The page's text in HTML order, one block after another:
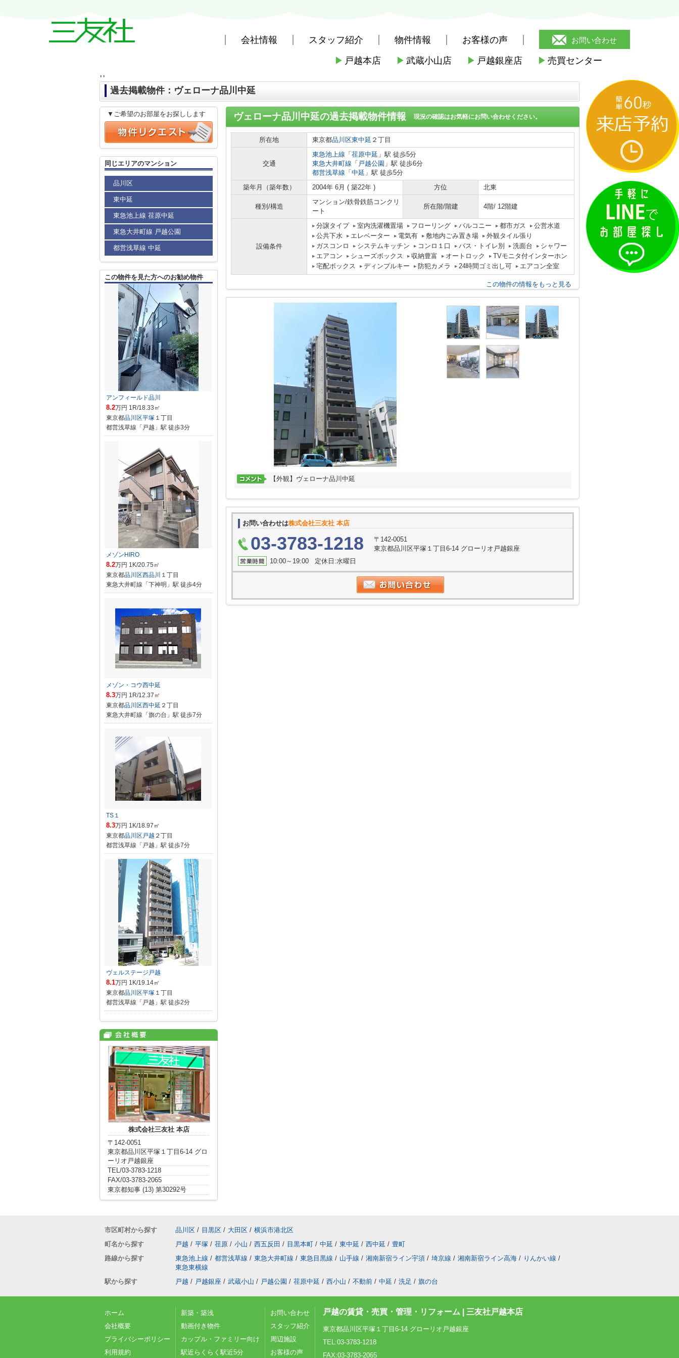
会社情報 スタッフ紹介 物件情報 お客様の声 お問い合わせ
▶ 戸越本店 ▶ 武蔵小山店 ▶ 戸越銀座店 ▶ 売買センター
(賃貸)路線・駅から探す 東急電鉄東急池上線 > 荏原中延駅 ヴェローナ品川中延
過去掲載物
件
過去掲載物件：ヴェローナ品川中延
ヴェローナ品川中延の過去掲載物件情報 現況の確認はお気軽にお問い合わせください。
所在地 東京都品川区東中延 ２丁目
交通
東急池上線 「 荏原中延 」駅 徒歩5分
東急大井町線 「 戸越公園 」駅 徒歩6分
都営浅草線 「 中延 」駅 徒歩5分
築年月（築年数）
2004年 6月 ( 築22年 ) 方位 北東
種別/構造
マンション/鉄骨鉄筋コンクリ
ート
所在階/階建 4階/ 12階建
設備条件
分譲タイプ 室内洗濯機置場 フローリング バルコニー 都市ガス
公営水道
公共下水
エレベーター 電気有 敷地内ごみ置き場
外観タイル張り
ガスコンロ
システムキッチン コンロ１口 バス・トイレ別 洗面台
シャワー
エアコン
シューズボックス 収納豊富 オートロック
TVモニタ付インターホン
宅配ボックス
ディンプルキー 防犯カメラ 24時間ゴミ出し可 エアコン全室
この物件の情報をもっと見る
【外観】ヴェローナ品川中延
お問い合わせは株式会社三友社 本店
03-3783-1218
〒142-0051
東京都品川区平塚１丁目6-14 グローリオ戸越銀座
10:00～19:00 定休日:水曜日
▼ご希望のお部屋をお探しします
同じエリアのマンション
品川区
東中延
東急池上線 荏原中延
東急大井町線 戸越公園
都営浅草線 中延
この物件を見た方へのお勧め物件
アンフィールド品川
8.2万円 1R/18.33㎡
東京都品川区平塚 １丁目
都営浅草線「戸越」駅 徒歩3分
メゾンHIRO
8.2万円 1K/20.75㎡
東京都品川区西品川 １丁目
東急大井町線「下神明」駅 徒歩4分
メゾン・コウ西中延
8.3万円 1R/12.37㎡
東京都品川区西中延 ２丁目
東急大井町線「旗の台」駅 徒歩7分
TS１
8.3万円 1K/18.97㎡
東京都品川区 戸越 ２丁目
都営浅草線「戸越」駅 徒歩7分
ヴェルステージ戸越
8.1万円 1K/19.14㎡
東京都品川区平塚 １丁目
都営浅草線「戸越」駅 徒歩2分
株式会社三友社 本店
〒142-0051
東京都品川区平塚１丁目6-14 グロ
ーリオ戸越銀座
TEL/03-3783-1218
FAX/03-3783-2065
東京都知事 (13) 第30292号
市区町村から探す 品川区 / 目黒区 / 大田区 / 横浜市港北区
町名から探す
戸越 / 平塚 / 荏原 / 小山 / 西五反田 / 目黒本町 / 中延 / 東中延 / 西中延 / 豊町
路線から探す
東急池上線 / 都営浅草線 / 東急大井町線 / 東急目黒線 / 山手線 / 湘南新宿ライン宇須 / 埼京線 / 湘南新宿ライン高海 / りんかい線 /
東急東横線
駅から探す
戸越 / 戸越銀座 / 武蔵小山 / 戸越公園 / 荏原中延 / 西小山 / 不動前 / 中延 / 洗足 / 旗の台
ホーム
会社概要
プライバシーポリシー
利用規約
新築・築浅
動画付き物件
カップル・ファミリー向け
駅近らくらく駅近5分
お問い合わせ
スタッフ紹介
周辺施設
お客様の声
戸越の賃貸・売買・管理・リフォーム | 三友社戸越本店
東京都品川区平塚１丁目6-14 グローリオ戸越銀座
TEL:03-3783-1218
FAX:03-3783-2065